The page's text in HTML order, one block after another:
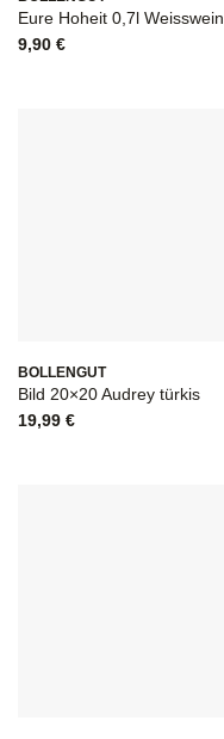
Eure Hoheit 0,7l Weisswein
9,90 €
BOLLENGUT
Bild 20×20 Audrey türkis
19,99 €